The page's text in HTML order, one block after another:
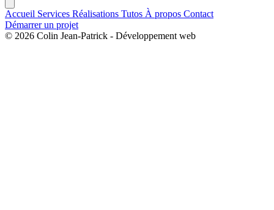
Accueil Services Réalisations Tutos À propos Contact
Démarrer un projet
© 2026 Colin Jean-Patrick - Développement web